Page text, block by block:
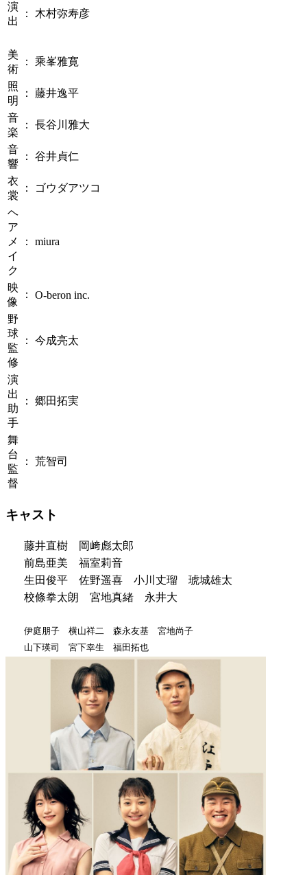
演
出
： 木村弥寿彦
美
術
： 乘峯雅寛
照
明
： 藤井逸平
音
楽
： 長谷川雅大
音
響
： 谷井貞仁
衣
裳
： ゴウダアツコ
ヘ
ア
メ
イ
ク
： miura
映
像
： O-beron inc.
野
球
監
修
： 今成亮太
演
出
助
手
： 郷田拓実
舞
台
監
督
： 荒智司
キャスト
藤井直樹 岡﨑彪太郎
前島亜美 福室莉音
生田俊平 佐野遥喜 小川丈瑠 琥城雄太
校條拳太朗 宮地真緒 永井大
伊庭朋子 横山祥二 森永友基 宮地尚子
山下瑛司 宮下幸生 福田拓也